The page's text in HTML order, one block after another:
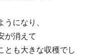
になり、
が消えて
とも大きな収穫でし